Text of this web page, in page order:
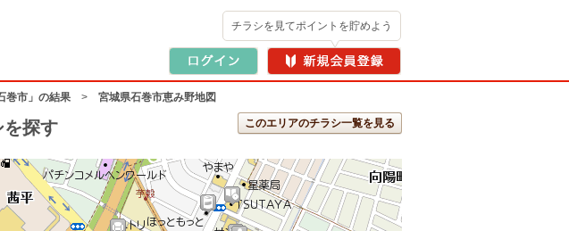
チラシを見てポイントを貯めよう
巻市」の結果 > 宮城県石巻市恵み野地図
を探す このエリアのチラシ一覧を見る